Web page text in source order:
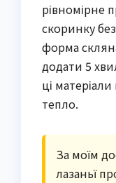
рівномірне
скоринку
форма
додати 5
ці
тепло.
За моїм
лазаньї